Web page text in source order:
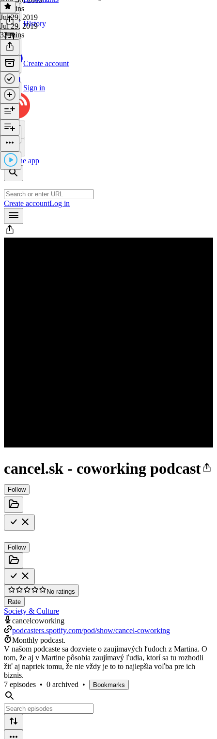
History
Create account
Sign in
Get the app
Create accountLog in
cancel.sk - coworking podcast
Follow
Follow
No ratings
Rate
Society & Culture
cancelcoworking
podcasters.spotify.com/pod/show/cancel-coworking
Monthly podcast.
V našom podcaste sa dozviete o zaujímavých ľudoch z Martina. O
tom, že aj v Martine pôsobia zaujímavý ľudia, ktorí sa tu rozhodli
žiť aj napriek tomu, že nie vždy je to to najlepšia voľba pre ich
biznis.
7 episodes • 0 archived • Bookmarks
42 mins
Jul 29, 2019
Jul 29, 2019
32 mins